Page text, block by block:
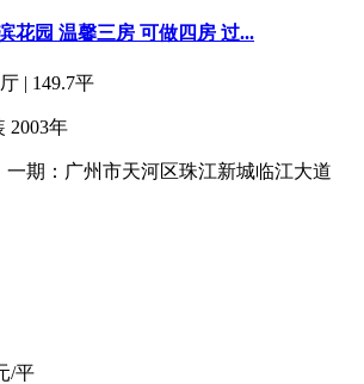
花园 温馨三房 可做四房 过...
| 149.7平
2003年
一期：广州市天河区珠江新城临江大道
/平